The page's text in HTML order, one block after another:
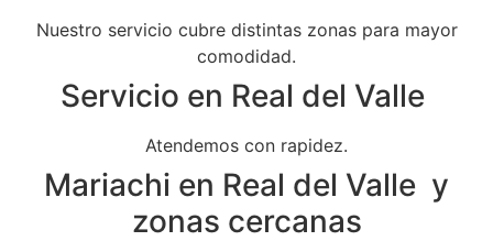
Nuestro servicio cubre distintas zonas para mayor
comodidad.
Servicio en Real del Valle
Atendemos con rapidez.
Mariachi en Real del Valle y
zonas cercanas